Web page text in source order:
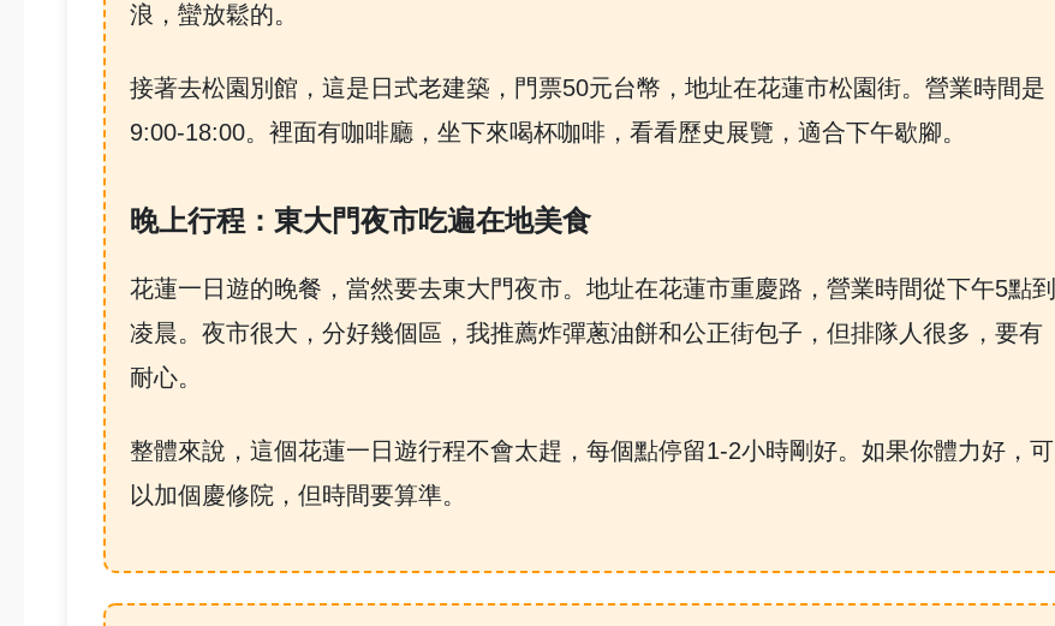
浪，蠻放鬆的。
接著去松園別館，這是日式老建築，門票50元台幣，地址在花蓮市松園街。營業時間是
9:00-18:00。裡面有咖啡廳，坐下來喝杯咖啡，看看歷史展覽，適合下午歇腳。
晚上行程：東大門夜市吃遍在地美食
花蓮一日遊的晚餐，當然要去東大門夜市。地址在花蓮市重慶路，營業時間從下午5點到
凌晨。夜市很大，分好幾個區，我推薦炸彈蔥油餅和公正街包子，但排隊人很多，要有
耐心。
整體來說，這個花蓮一日遊行程不會太趕，每個點停留1-2小時剛好。如果你體力好，可
以加個慶修院，但時間要算準。